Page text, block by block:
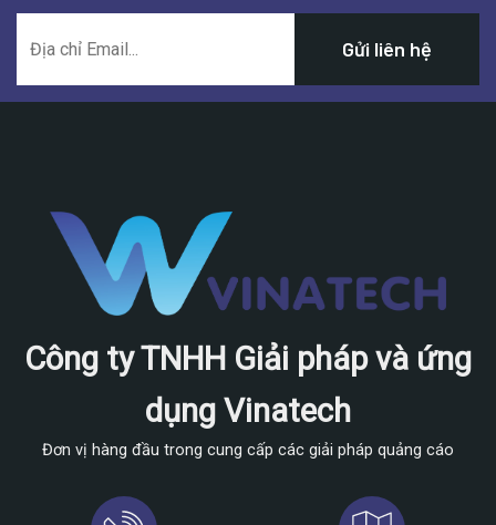
Công ty TNHH Giải pháp và ứng
dụng Vinatech
Đơn vị hàng đầu trong cung cấp các giải pháp quảng cáo